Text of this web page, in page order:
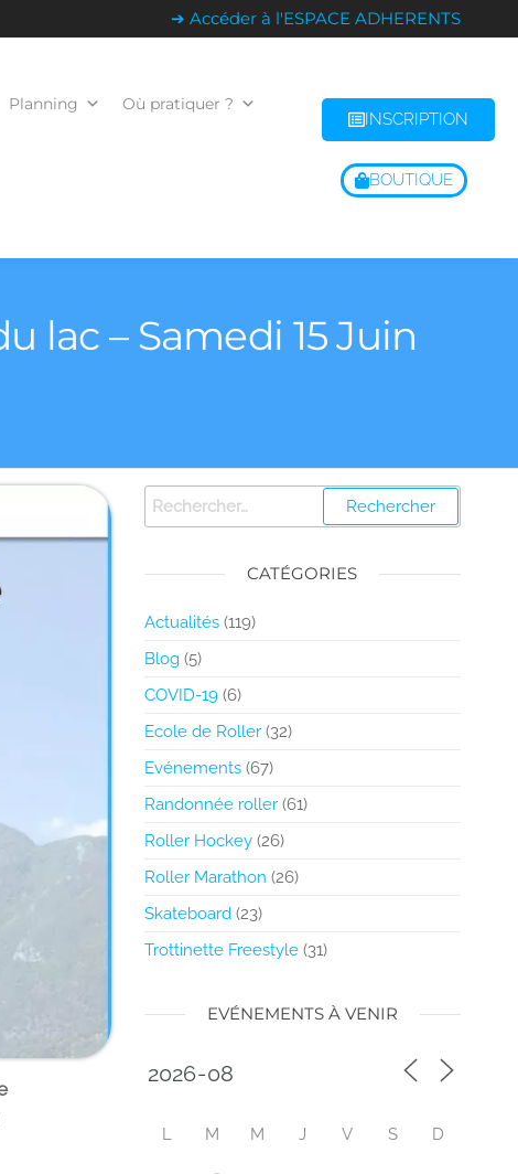
➔ Accéder à l'ESPACE ADHERENTS
Planning Où pratiquer ?
INSCRIPTION
BOUTIQUE
lac – Samedi 15 Juin
CATÉGORIES
Actualités(119)
Blog(5)
COVID-19(6)
Ecole de Roller(32)
Evénements(67)
Randonnée roller(61)
Roller Hockey(26)
Roller Marathon (26)
Skateboard(23)
Trottinette Freestyle(31)
EVÉNEMENTS À VENIR
L M M J V S D